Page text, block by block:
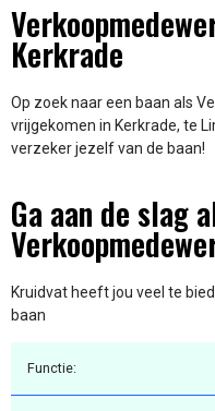
Kerkrade
Op zoek naar een baan als
vrijgekomen in Kerkrade, te
verzeker jezelf van de baan!
Ga aan de slag
Kruidvat heeft jou veel te
baan
Functie: